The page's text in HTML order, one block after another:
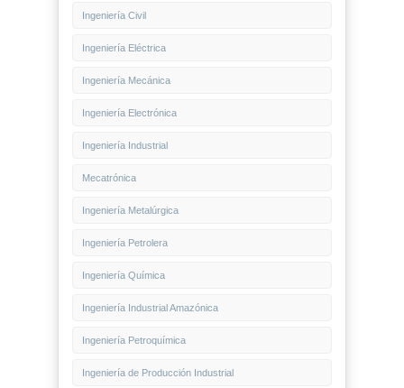
Ingeniería Civil
Ingeniería Eléctrica
Ingeniería Mecánica
Ingeniería Electrónica
Ingeniería Industrial
Mecatrónica
Ingeniería Metalúrgica
Ingeniería Petrolera
Ingeniería Química
Ingeniería Industrial Amazónica
Ingeniería Petroquímica
Ingeniería de Producción Industrial